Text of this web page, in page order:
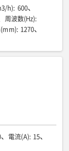
h): 600
周波数(Hz):
: 1270
電流(A): 15